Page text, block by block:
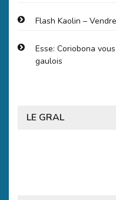
Flash Kaolin –
Esse: Coriobona
gaulois
LE GRAL